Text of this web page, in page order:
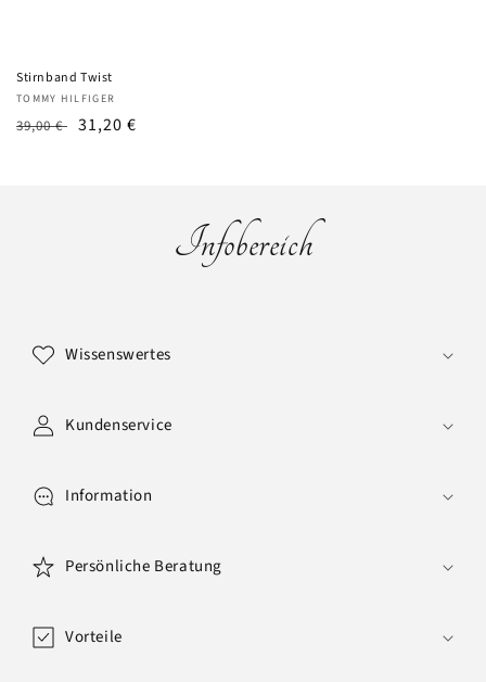
Stirnband Twist
Anbieter:
TOMMY HILFIGER
UVP
39,00 € Angebotspreis
31,20 €
Infobereich
Wissenswertes
Kundenservice
Information
Persönliche Beratung
Vorteile